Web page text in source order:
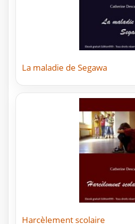
La maladie de Segawa
Harcèlement scolaire